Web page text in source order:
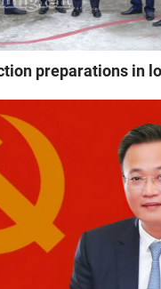
preparations in